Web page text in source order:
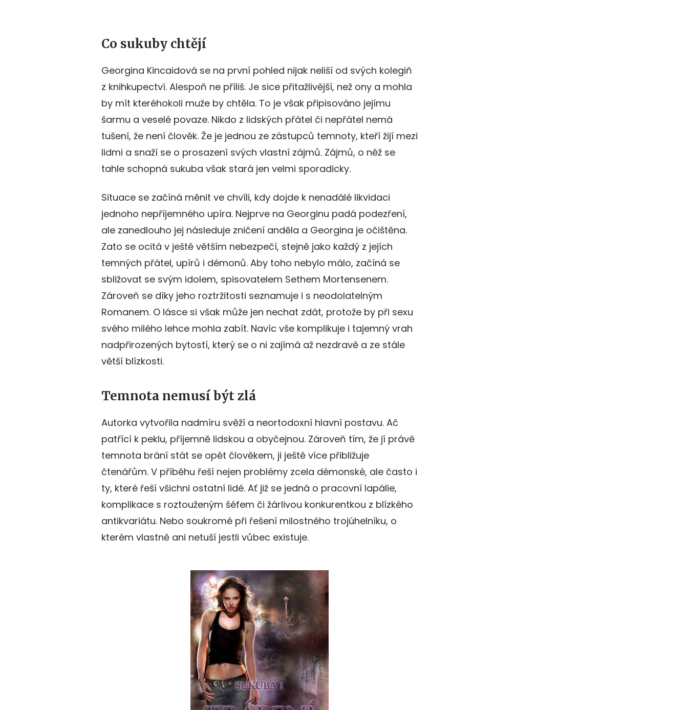
Co sukuby chtějí
Georgina Kincaidová se na první pohled nijak neliší od svých kolegiň
z knihkupectví. Alespoň ne příliš. Je sice přitažlivější, než ony a mohla
by mít kteréhokoli muže by chtěla. To je však připisováno jejímu
šarmu a veselé povaze. Nikdo z lidských přátel či nepřátel nemá
tušení, že není člověk. Že je jednou ze zástupců temnoty, kteří žijí mezi
lidmi a snaží se o prosazení svých vlastní zájmů. Zájmů, o něž se
tahle schopná sukuba však stará jen velmi sporadicky.
Situace se začíná měnit ve chvíli, kdy dojde k nenadálé likvidaci
jednoho nepříjemného upíra. Nejprve na Georginu padá podezření,
ale zanedlouho jej následuje zničení anděla a Georgina je očištěna.
Zato se ocitá v ještě větším nebezpečí, stejně jako každý z jejích
temných přátel, upírů i démonů. Aby toho nebylo málo, začíná se
sbližovat se svým idolem, spisovatelem Sethem Mortensenem.
Zároveň se díky jeho roztržitosti seznamuje i s neodolatelným
Romanem. O lásce si však může jen nechat zdát, protože by při sexu
svého milého lehce mohla zabít. Navíc vše komplikuje i tajemný vrah
nadpřirozených bytostí, který se o ni zajímá až nezdravě a ze stále
větší blízkosti.
Temnota nemusí být zlá
Autorka vytvořila nadmíru svěží a neortodoxní hlavní postavu. Ač
patřící k peklu, příjemně lidskou a obyčejnou. Zároveň tím, že jí právě
temnota brání stát se opět člověkem, ji ještě více přibližuje
čtenářům. V příběhu řeší nejen problémy zcela démonské, ale často i
ty, které řeší všichni ostatní lidé. Ať již se jedná o pracovní lapálie,
komplikace s roztouženým šéfem či žárlivou konkurentkou z blízkého
antikvariátu. Nebo soukromé při řešení milostného trojúhelníku, o
kterém vlastně ani netuší jestli vůbec existuje.